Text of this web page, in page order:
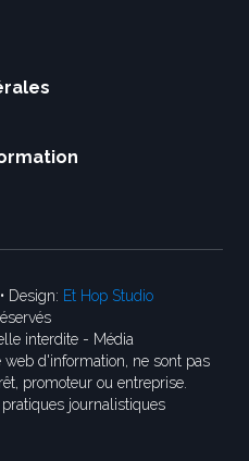
• Design: Et Hop Studio
interdite - Média
web d'information, ne sont pas
promoteur ou entreprise.
journalistiques